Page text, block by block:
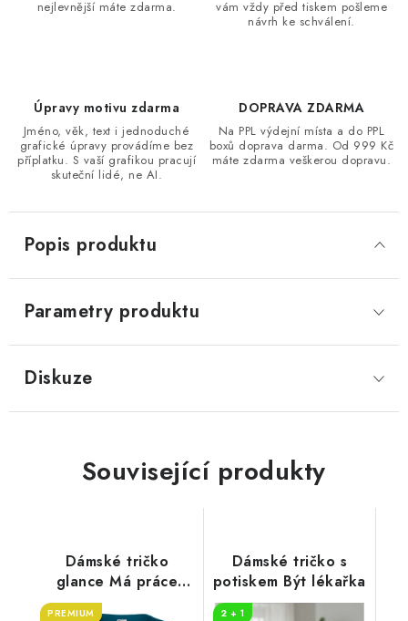
nejlevnější máte zdarma.
vám vždy před tiskem pošleme
návrh ke schválení.
Úpravy motivu zdarma
Jméno, věk, text i jednoduché
grafické úpravy provádíme bez
příplatku. S vaší grafikou pracují
skuteční lidé, ne AI.
DOPRAVA ZDARMA
Na PPL výdejní místa a do PPL
boxů doprava darma. Od 999 Kč
máte zdarma veškerou dopravu.
Popis produktu
Parametry produktu
Diskuze
Související produkty
Dámské tričko
glance Má práce
DOKTORKA
PREMIUM
Dámské tričko s
potiskem Být lékařka
2 + 1